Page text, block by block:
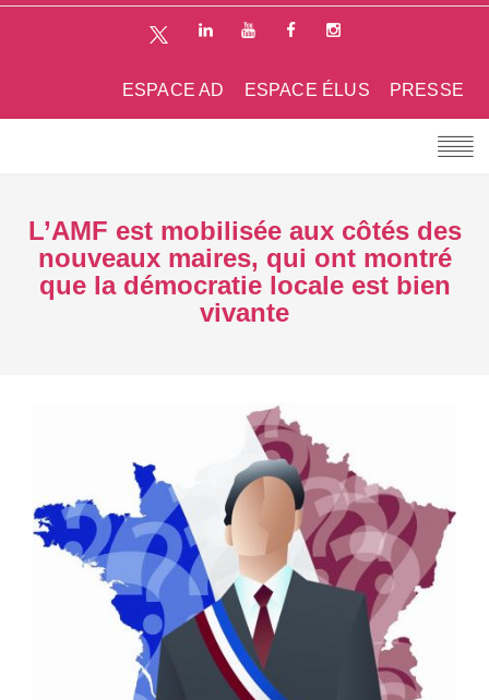
PRESSE
ESPACE ÉLUS
ESPACE AD
L’AMF est mobilisée aux côtés des
nouveaux maires, qui ont montré
que la démocratie locale est bien
vivante